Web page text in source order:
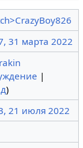
31 марта 2022
|
)
21 июля 2022